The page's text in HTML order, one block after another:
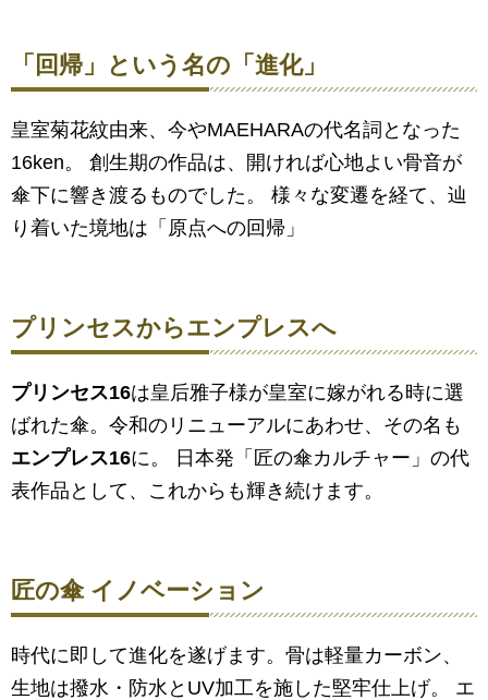
「回帰」という名の「進化」
皇室菊花紋由来、今やMAEHARAの代名詞となった
16ken。 創生期の作品は、開ければ心地よい骨音が
傘下に響き渡るものでした。 様々な変遷を経て、辿
り着いた境地は「原点への回帰」
プリンセスからエンプレスへ
プリンセス16は皇后雅子様が皇室に嫁がれる時に選
ばれた傘。令和のリニューアルにあわせ、その名も
エンプレス16に。 日本発「匠の傘カルチャー」の代
表作品として、これからも輝き続けます。
匠の傘 イノベーション
時代に即して進化を遂げます。骨は軽量カーボン、
生地は撥水・防水とUV加工を施した堅牢仕上げ。 エ